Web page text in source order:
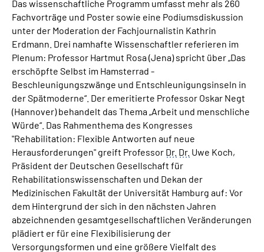
Das wissenschaftliche Programm umfasst mehr als 260
Fachvorträge und Poster sowie eine Podiumsdiskussion
unter der Moderation der Fachjournalistin Kathrin
Erdmann. Drei namhafte Wissenschaftler referieren im
Plenum: Professor Hartmut Rosa (Jena) spricht über „Das
erschöpfte Selbst im Hamsterrad -
Beschleunigungszwänge und Entschleunigungsinseln in
der Spätmoderne“. Der emeritierte Professor Oskar Negt
(Hannover) behandelt das Thema „Arbeit und menschliche
Würde“. Das Rahmenthema des Kongresses
"Rehabilitation: Flexible Antworten auf neue
Herausforderungen" greift Professor Dr. Dr. Uwe Koch,
Präsident der Deutschen Gesellschaft für
Rehabilitationswissenschaften und Dekan der
Medizinischen Fakultät der Universität Hamburg auf: Vor
dem Hintergrund der sich in den nächsten Jahren
abzeichnenden gesamtgesellschaftlichen Veränderungen
plädiert er für eine Flexibilisierung der
Versorgungsformen und eine größere Vielfalt des